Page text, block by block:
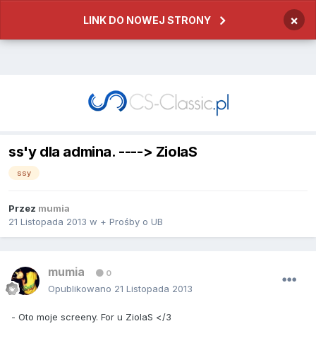
LINK DO NOWEJ STRONY ×
ss'y dla admina. ----> ZiolaS
ssy
Przez mumia
21 Listopada 2013 w + Prośby o UB
mumia 0
Opublikowano 21 Listopada 2013
- Oto moje screeny. For u ZiolaS </3